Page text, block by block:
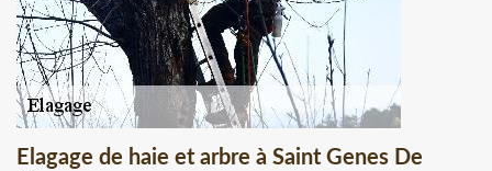
Elagage de haie et arbre à Saint Genes De